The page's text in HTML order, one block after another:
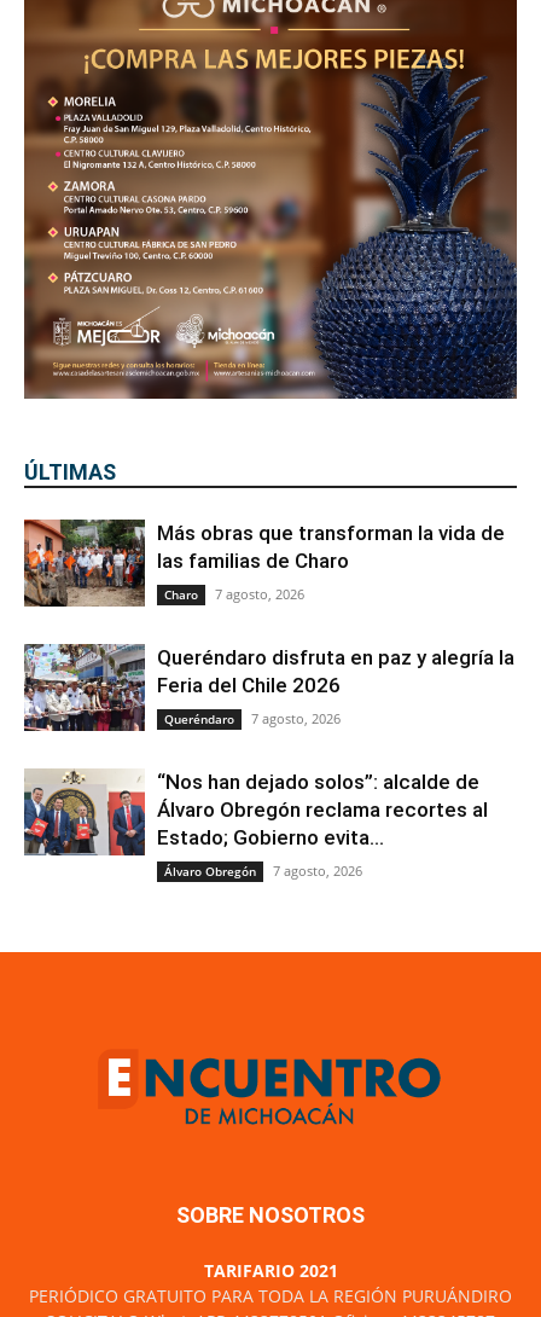
ÚLTIMAS
Más obras que transforman la vida de
las familias de Charo
Charo 7 agosto, 2026
Queréndaro disfruta en paz y alegría la
Feria del Chile 2026
Queréndaro 7 agosto, 2026
“Nos han dejado solos”: alcalde de
Álvaro Obregón reclama recortes al
Estado; Gobierno evita...
Álvaro Obregón 7 agosto, 2026
SOBRE NOSOTROS
TARIFARIO 2021
PERIÓDICO GRATUITO PARA TODA LA REGIÓN PURUÁNDIRO